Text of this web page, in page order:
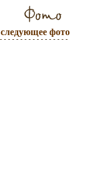
следующее фото